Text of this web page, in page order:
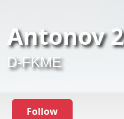
Antonov 2
D-FKME
Follow